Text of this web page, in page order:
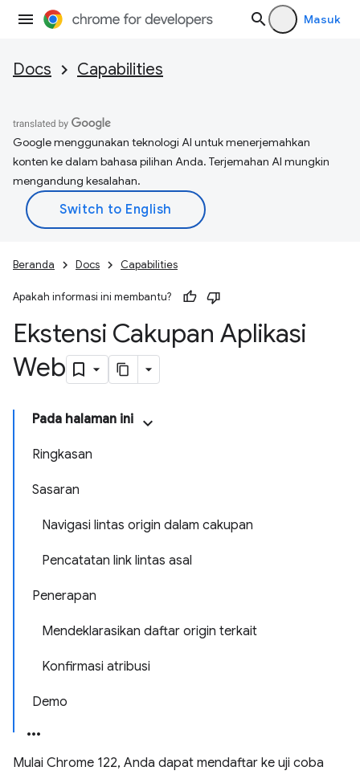
Masuk
Docs Capabilities
Google menggunakan teknologi AI untuk menerjemahkan
konten ke dalam bahasa pilihan Anda. Terjemahan AI mungkin
mengandung kesalahan.
Beranda Docs Capabilities
Apakah informasi ini membantu?
Ekstensi Cakupan Aplikasi
Web
Pada halaman ini
Ringkasan
Sasaran
Navigasi lintas origin dalam cakupan
Pencatatan link lintas asal
Penerapan
Mendeklarasikan daftar origin terkait
Konfirmasi atribusi
Demo
Mulai Chrome 122, Anda dapat mendaftar ke uji coba